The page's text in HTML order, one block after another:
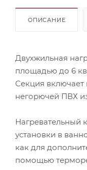
ОПИСАНИЕ
Двухжильная
площадью до 6
Секция
негорючей ПВХ
Нагревательный
установки в
как для
помощью